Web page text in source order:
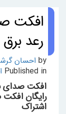
افکت
رعد برق 2
by احسان
Published in
رایگان
اشتراک